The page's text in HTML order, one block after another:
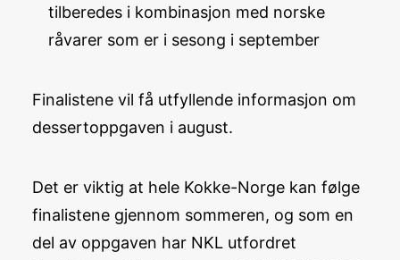
tilberedes i kombinasjon med norske
råvarer som er i sesong i september
Finalistene vil få utfyllende informasjon om
dessertoppgaven i august.
Det er viktig at hele Kokke-Norge kan følge
finalistene gjennom sommeren, og som en
del av oppgaven har NKL utfordret